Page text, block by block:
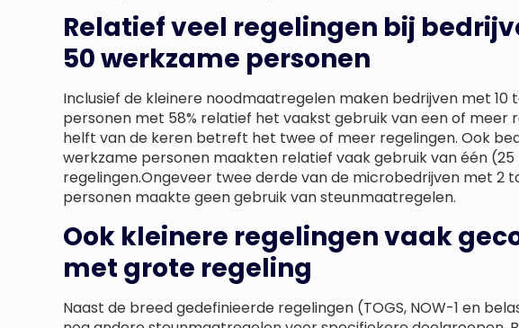
Relatief veel regelingen bij
50 werkzame personen
Inclusief de kleinere noodmaatregelen maken bedrijven met 10
personen met 58% relatief het vaakst gebruik van een of meer
helft van de keren betreft het twee of meer regelingen. Ook
werkzame personen maakten relatief vaak gebruik van één
regelingen.Ongeveer twee derde van de microbedrijven met 2
personen maakte geen gebruik van steunmaatregelen.
Ook kleinere regelingen vaak
met grote regeling
Naast de breed gedefinieerde regelingen (TOGS, NOW-1 en